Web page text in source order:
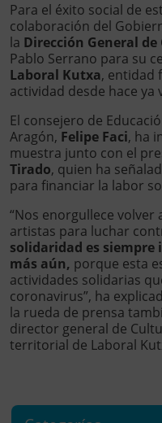
Para el éxito social de
colaboración del
la Dirección General
Pablo Serrano para su
Laboral Kutxa, entidad
actividad desde hace ya
El consejero de
Aragón, Felipe Faci, ha
muestra junto con el
Tirado, quien ha
para financiar la labor
“Nos enorgullece
artistas para luchar
solidaridad es
más aún, porque esta
actividades solidarias
coronavirus”, ha
la rueda de prensa
director general de
territorial de Laboral